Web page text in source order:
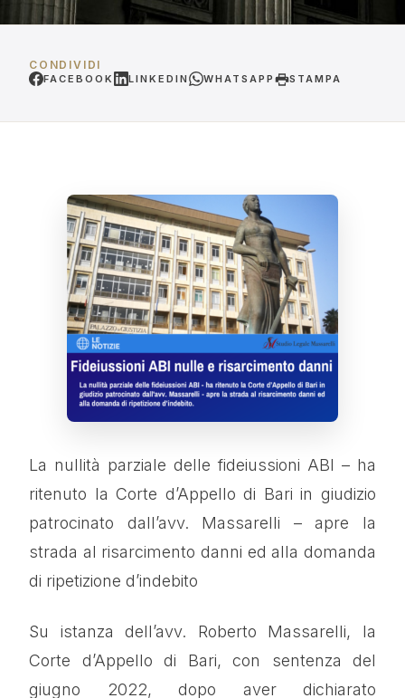
CONDIVIDI
FACEBOOK LINKEDIN WHATSAPP STAMPA
La nullità parziale delle fideiussioni ABI – ha
ritenuto la Corte d’Appello di Bari in giudizio
patrocinato dall’avv. Massarelli – apre la
strada al risarcimento danni ed alla domanda
di ripetizione d’indebito
Su istanza dell’avv. Roberto Massarelli, la
Corte d’Appello di Bari, con sentenza del
giugno 2022, dopo aver dichiarato